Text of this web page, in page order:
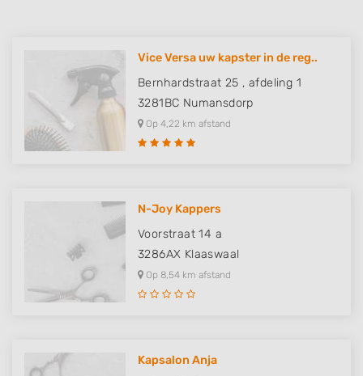
Vice Versa uw kapster in de reg..
Bernhardstraat 25 , afdeling 1
3281BC Numansdorp
Op 4,22 km afstand
N-Joy Kappers
Voorstraat 14 a
3286AX Klaaswaal
Op 8,54 km afstand
Kapsalon Anja